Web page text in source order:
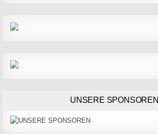
UNSERE SPONSOREN